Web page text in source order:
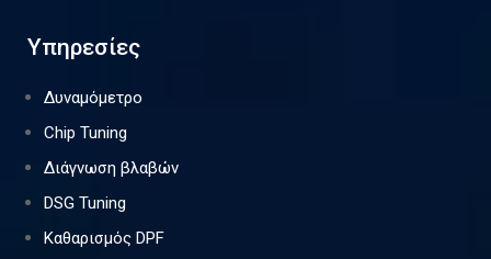
Υπηρεσίες
Δυναμόμετρο
Chip Tuning
Διάγνωση βλαβών
DSG Tuning
Καθαρισμός DPF